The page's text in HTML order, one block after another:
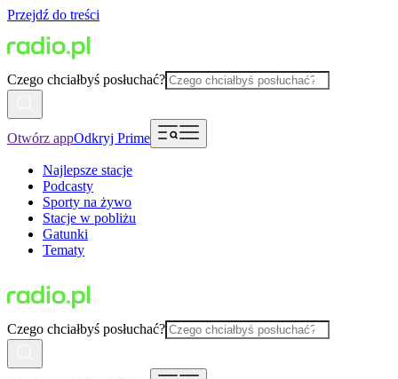
Przejdź do treści
Czego chciałbyś posłuchać?
Otwórz appOdkryj Prime
Najlepsze stacje
Podcasty
Sporty na żywo
Stacje w pobliżu
Gatunki
Tematy
Czego chciałbyś posłuchać?